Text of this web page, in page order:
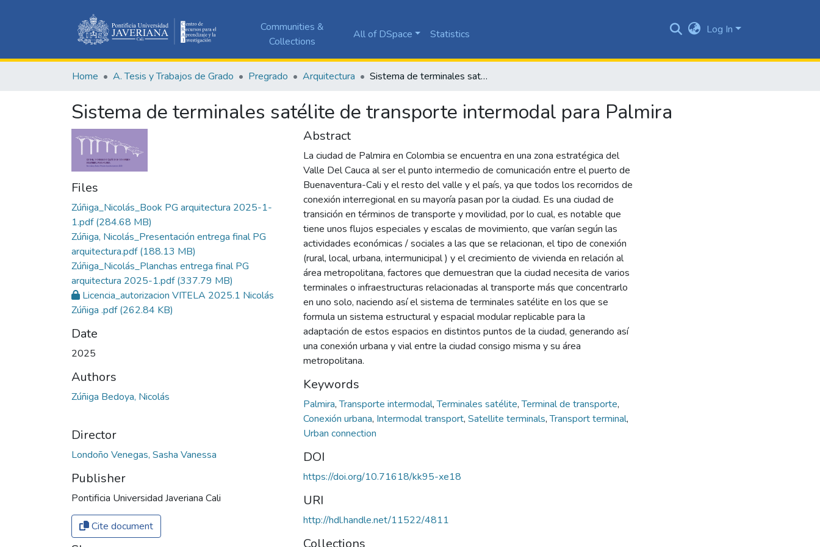
Communities &
Collections
All of DSpace Statistics Log In
Home A. Tesis y Trabajos de Grado Pregrado Arquitectura Sistema de terminales satélite de transporte intermodal para Palmira
Sistema de terminales satélite de transporte intermodal para Palmira
Files
Zúñiga_Nicolás_Book PG arquitectura 2025-1-
1.pdf(284.68 MB)
Zúñiga, Nicolás_Presentación entrega final PG
arquitectura.pdf(188.13 MB)
Zúñiga_Nicolás_Planchas entrega final PG
arquitectura 2025-1.pdf(337.79 MB)
Licencia_autorizacion VITELA 2025.1 Nicolás
Zúñiga .pdf(262.84 KB)
Date
2025
Authors
Zúñiga Bedoya, Nicolás
Director
Londoño Venegas, Sasha Vanessa
Publisher
Pontificia Universidad Javeriana Cali
Cite document
Abstract
La ciudad de Palmira en Colombia se encuentra en una zona estratégica del
Valle Del Cauca al ser el punto intermedio de comunicación entre el puerto de
Buenaventura-Cali y el resto del valle y el país, ya que todos los recorridos de
conexión interregional en su mayoría pasan por la ciudad. Es una ciudad de
transición en términos de transporte y movilidad, por lo cual, es notable que
tiene unos flujos especiales y escalas de movimiento, que varían según las
actividades económicas / sociales a las que se relacionan, el tipo de conexión
(rural, local, urbana, intermunicipal ) y el crecimiento de vivienda en relación al
área metropolitana, factores que demuestran que la ciudad necesita de varios
terminales o infraestructuras relacionadas al transporte más que concentrarlo
en uno solo, naciendo así el sistema de terminales satélite en los que se
formula un sistema estructural y espacial modular replicable para la
adaptación de estos espacios en distintos puntos de la ciudad, generando así
una conexión urbana y vial entre la ciudad consigo misma y su área
metropolitana.
Keywords
Palmira,Transporte intermodal,Terminales satélite,Terminal de transporte,
Conexión urbana, Intermodal transport, Satellite terminals,Transport terminal,
Urban connection
DOI
https://doi.org/10.71618/kk95-xe18
URI
http://hdl.handle.net/11522/4811
Collections